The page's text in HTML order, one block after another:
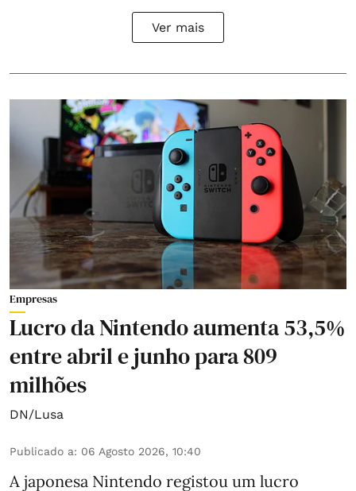
Ver mais
Empresas
Lucro da Nintendo aumenta 53,5%
entre abril e junho para 809
milhões
DN/Lusa
Publicado a: 06 Agosto 2026, 10:40
A japonesa Nintendo registou um lucro